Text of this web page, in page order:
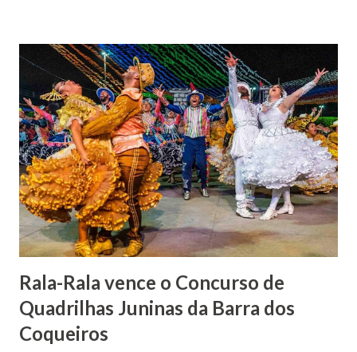
indiciamento para apropriar-se da volumosa herança. Em
1862, transferiu-se para o Rio de Janeiro e casou-se com
uma irmã do Visconde de Uruguai. O Barão de Maruim
apresentou uma grande dedicação à atividade agrícola, que
lhe proporcionou uma grande reserva financeira. João
Gomes de Melo mandou construir a Igreja Matriz de Nosso
Senhor Bom Jesus dos Passos, que foi inaugurada em 1862 e
doada ao vigário Pe. José Joaquim de Vasconcelos. A Igreja
Matriz...
Rala-Rala vence o Concurso de
Quadrilhas Juninas da Barra dos
Coqueiros